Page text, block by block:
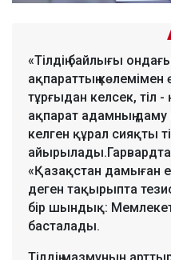
«Тілдің байлығы
ақпараттың
тұрғыдан келсек, тіл -
ақпарат адамның даму
келген құрал сияқты
«Қазақстан дамыған
деген тақырыпта
бір шындық:
басталады.